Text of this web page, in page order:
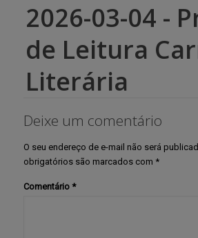
2026-03-04 -
de Leitura
Literária
Deixe um comentário
O seu endereço de e-mail não será
obrigatórios são marcados com *
Comentário *